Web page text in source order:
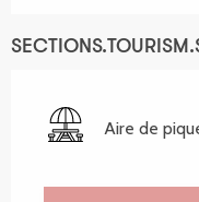
Aire de